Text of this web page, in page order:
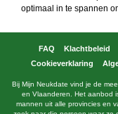
optimaal in te spannen
FAQ Klachtbeleid
Cookieverklaring
Bij Mijn Neukdate vind je de
en Vlaanderen. Het aanbod
mannen uit alle provincies en